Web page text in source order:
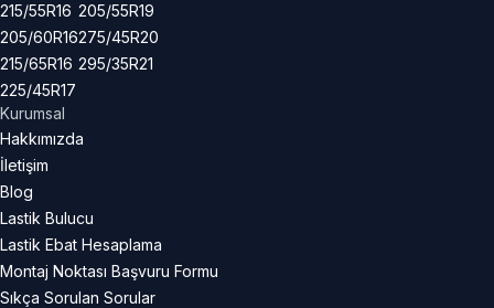
215/55R16
205/60R16
215/65R16
225/45R17
205/55R19
275/45R20
295/35R21
Kurumsal
Hakkımızda
İletişim
Blog
Lastik Bulucu
Lastik Ebat Hesaplama
Montaj Noktası Başvuru Formu
Sıkça Sorulan Sorular